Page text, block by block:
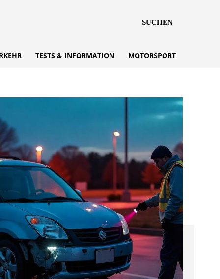
SUCHEN
TESTS & INFORMATION MOTORSPORT